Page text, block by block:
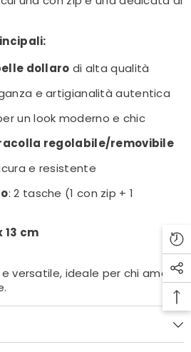
dollaro di alta qualità
e artigianalità autentica
un look moderno e chic
regolabile/removibile
e resistente
: 2 tasche (1 con zip + 1
13 cm
versatile, ideale per chi ama